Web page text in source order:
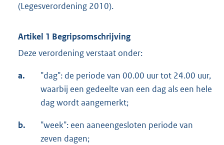
(Legesverordening 2010).
Artikel 1 Begripsomschrijving
Deze verordening verstaat onder:
a.
"dag": de periode van 00.00 uur tot 24.00 uur,
waarbij een gedeelte van een dag als een hele
dag wordt aangemerkt;
b.
"week": een aaneengesloten periode van
zeven dagen;